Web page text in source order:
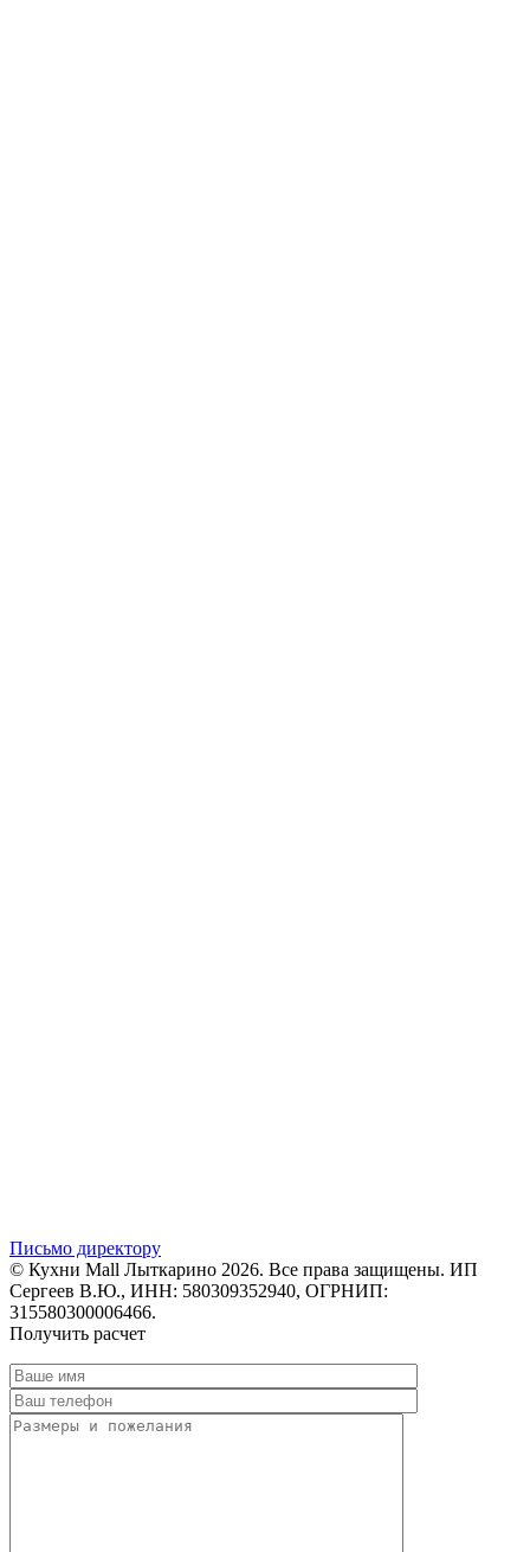
Письмо директору
© Кухни Mall Лыткарино 2026. Все права защищены. ИП
Сергеев В.Ю., ИНН: 580309352940, ОГРНИП:
315580300006466.
Получить расчет